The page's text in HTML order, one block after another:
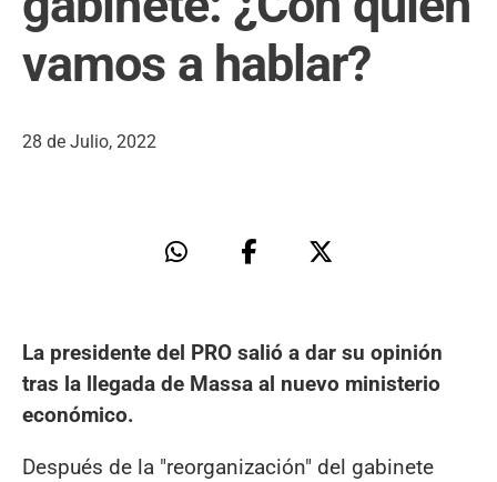
vamos a hablar?
28 de Julio, 2022
La presidente del PRO salió a dar su opinión
tras la llegada de Massa al nuevo ministerio
económico.
Después de la "reorganización" del gabinete